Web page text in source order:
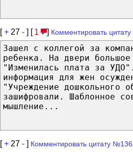
[+ 27 - ] [ 1 ] Комментировать
Зашел с коллегой за
ребенка. На двери большое
"Изменилась плата за
информация для жен
"Учреждение дошкольного
зашифровали. Шаблонное
мышление...
[+ 27 - ] Комментировать цитату